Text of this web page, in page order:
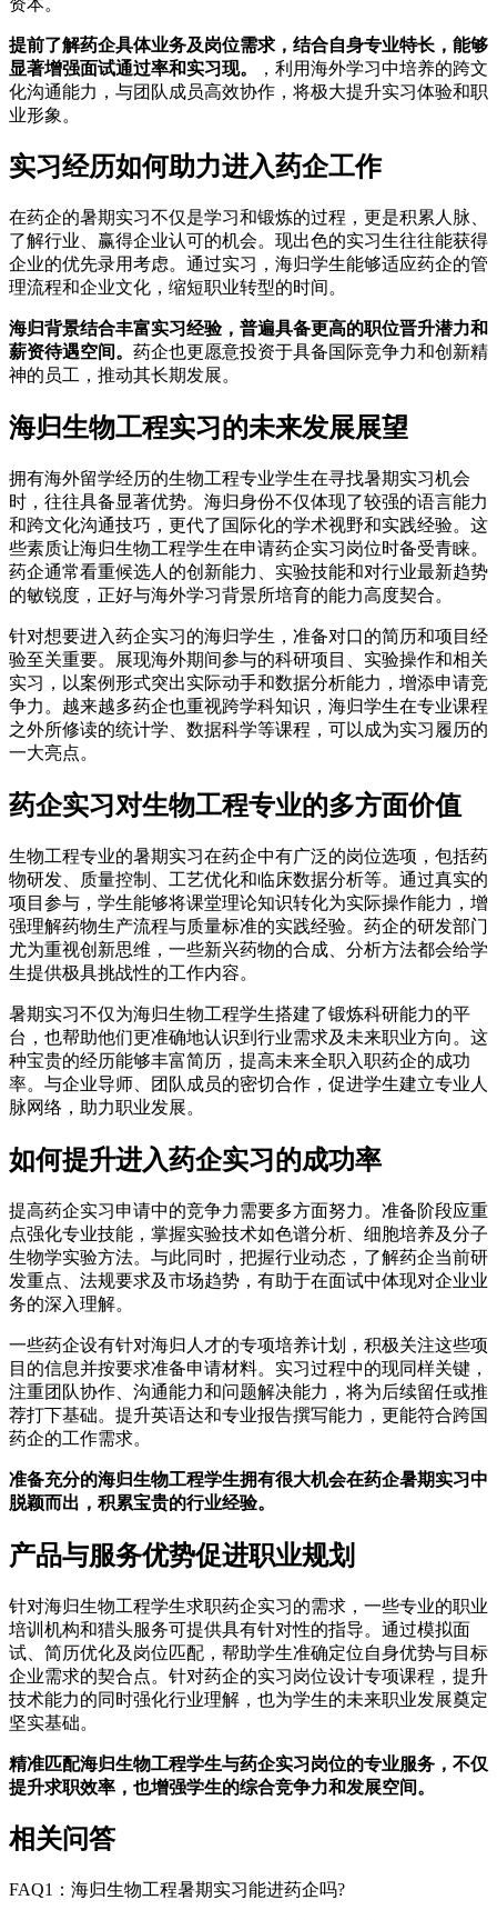
提前了解药企具体业务及岗位需求，结合自身专业特长，能够
显著增强面试通过率和实习现。
，利用海外学习中培养的跨文
化沟通能力，与团队成员高效协作，将极大提升实习体验和职
业形象。
实习经历如何助力进入药企工作
在药企的暑期实习不仅是学习和锻炼的过程，更是积累人脉、
了解行业、赢得企业认可的机会。现出色的实习生往往能获得
企业的优先录用考虑。通过实习，海归学生能够适应药企的管
理流程和企业文化，缩短职业转型的时间。
海归背景结合丰富实习经验，普遍具备更高的职位晋升潜力和
薪资待遇空间。 药企也更愿意投资于具备国际竞争力和创新精
神的员工，推动其长期发展。
海归生物工程实习的未来发展展望
拥有海外留学经历的生物工程专业学生在寻找暑期实习机会
时，往往具备显著优势。海归身份不仅体现了较强的语言能力
和跨文化沟通技巧，更代了国际化的学术视野和实践经验。这
些素质让海归生物工程学生在申请药企实习岗位时备受青睐。
药企通常看重候选人的创新能力、实验技能和对行业最新趋势
的敏锐度，正好与海外学习背景所培育的能力高度契合。
针对想要进入药企实习的海归学生，准备对口的简历和项目经
验至关重要。展现海外期间参与的科研项目、实验操作和相关
实习，以案例形式突出实际动手和数据分析能力，增添申请竞
争力。越来越多药企也重视跨学科知识，海归学生在专业课程
之外所修读的统计学、数据科学等课程，可以成为实习履历的
一大亮点。
药企实习对生物工程专业的多方面价值
生物工程专业的暑期实习在药企中有广泛的岗位选项，包括药
物研发、质量控制、工艺优化和临床数据分析等。通过真实的
项目参与，学生能够将课堂理论知识转化为实际操作能力，增
强理解药物生产流程与质量标准的实践经验。药企的研发部门
尤为重视创新思维，一些新兴药物的合成、分析方法都会给学
生提供极具挑战性的工作内容。
暑期实习不仅为海归生物工程学生搭建了锻炼科研能力的平
台，也帮助他们更准确地认识到行业需求及未来职业方向。这
种宝贵的经历能够丰富简历，提高未来全职入职药企的成功
率。与企业导师、团队成员的密切合作，促进学生建立专业人
脉网络，助力职业发展。
如何提升进入药企实习的成功率
提高药企实习申请中的竞争力需要多方面努力。准备阶段应重
点强化专业技能，掌握实验技术如色谱分析、细胞培养及分子
生物学实验方法。与此同时，把握行业动态，了解药企当前研
发重点、法规要求及市场趋势，有助于在面试中体现对企业业
务的深入理解。
一些药企设有针对海归人才的专项培养计划，积极关注这些项
目的信息并按要求准备申请材料。实习过程中的现同样关键，
注重团队协作、沟通能力和问题解决能力，将为后续留任或推
荐打下基础。提升英语达和专业报告撰写能力，更能符合跨国
药企的工作需求。
准备充分的海归生物工程学生拥有很大机会在药企暑期实习中
脱颖而出，积累宝贵的行业经验。
产品与服务优势促进职业规划
针对海归生物工程学生求职药企实习的需求，一些专业的职业
培训机构和猎头服务可提供具有针对性的指导。通过模拟面
试、简历优化及岗位匹配，帮助学生准确定位自身优势与目标
企业需求的契合点。针对药企的实习岗位设计专项课程，提升
技术能力的同时强化行业理解，也为学生的未来职业发展奠定
坚实基础。
精准匹配海归生物工程学生与药企实习岗位的专业服务，不仅
提升求职效率，也增强学生的综合竞争力和发展空间。
相关问答
FAQ1：海归生物工程暑期实习能进药企吗?